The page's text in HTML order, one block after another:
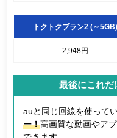
トクトクプラン2 (～5GB)
2,948円
最後にこれだ
auと同じ回線を使って
ー！高画質な動画やア